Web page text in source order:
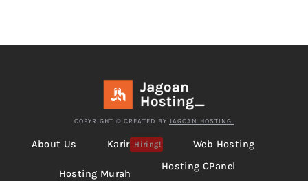
COPYRIGHT © CREATED BY JAGOAN HOSTING.
About Us Karir Hiring! Web Hosting
Hosting Murah
Hosting CPanel